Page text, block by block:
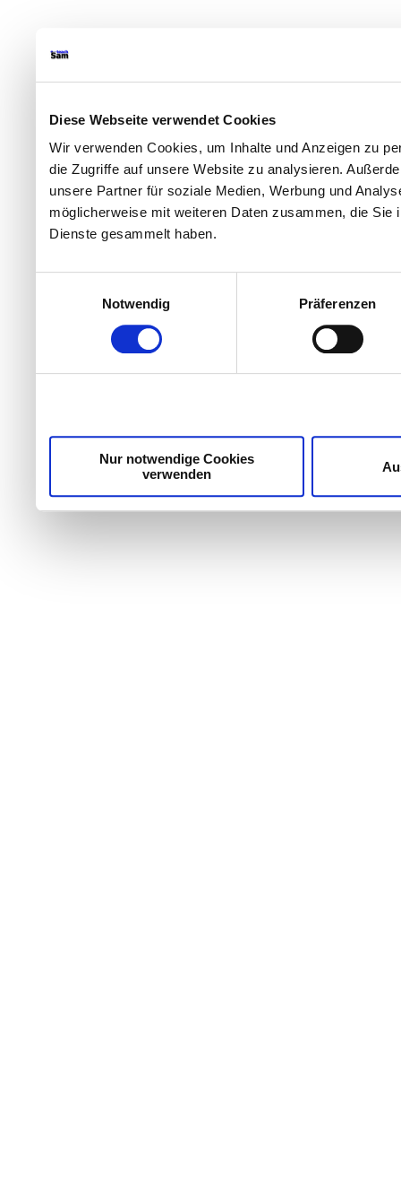
Diese Webseite verwendet Cookies
Wir verwenden Cookies, um Inhalte und Anzeigen zu
die Zugriffe auf unsere Website zu analysieren.
unsere Partner für soziale Medien, Werbung und
möglicherweise mit weiteren Daten zusammen, die
Dienste gesammelt haben.
Notwendig
Präferenzen
Nur notwendige Cookies
verwenden